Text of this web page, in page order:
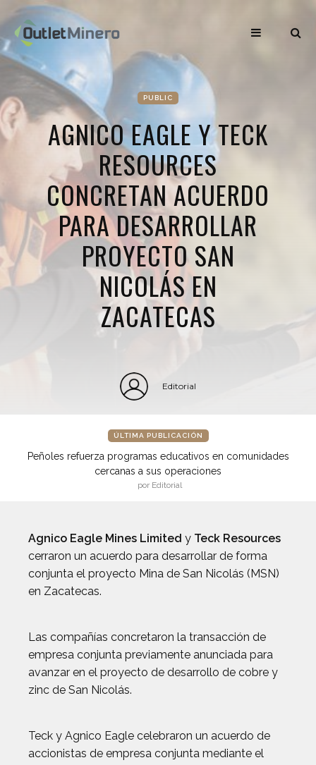
PUBLIC
AGNICO EAGLE Y TECK
RESOURCES
CONCRETAN ACUERDO
PARA DESARROLLAR
PROYECTO SAN
NICOLÁS EN
ZACATECAS
Editorial
ÚLTIMA PUBLICACIÓN
Peñoles refuerza programas educativos en comunidades
cercanas a sus operaciones
por Editorial
Agnico Eagle Mines Limited y Teck Resources
cerraron un acuerdo para desarrollar de forma
conjunta el proyecto Mina de San Nicolás (MSN)
en Zacatecas.
Las compañías concretaron la transacción de
empresa conjunta previamente anunciada para
avanzar en el proyecto de desarrollo de cobre y
zinc de San Nicolás.
Teck y Agnico Eagle celebraron un acuerdo de
accionistas de empresa conjunta mediante el